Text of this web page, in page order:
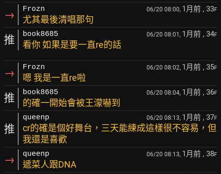
→ Frozn 06/20 08:00, 1月前 , 33F
尤其最後清唱那句
推 book8685 06/20 08:01, 1月前 , 34F
看你 如果是要一直re的話
→ Frozn 06/20 08:02, 1月前 , 35F
嗯 我是一直re啦
推 book8685 06/20 08:04, 1月前 , 36F
的確一開始會被王濛嚇到
推
queenp 06/20 08:13, 1月前 , 37F
cr的確是個好舞台，三天能練成這樣很不容易，但
我還是喜歡
→ queenp 06/20 08:13, 1月前 , 38F
遞菜人跟DNA